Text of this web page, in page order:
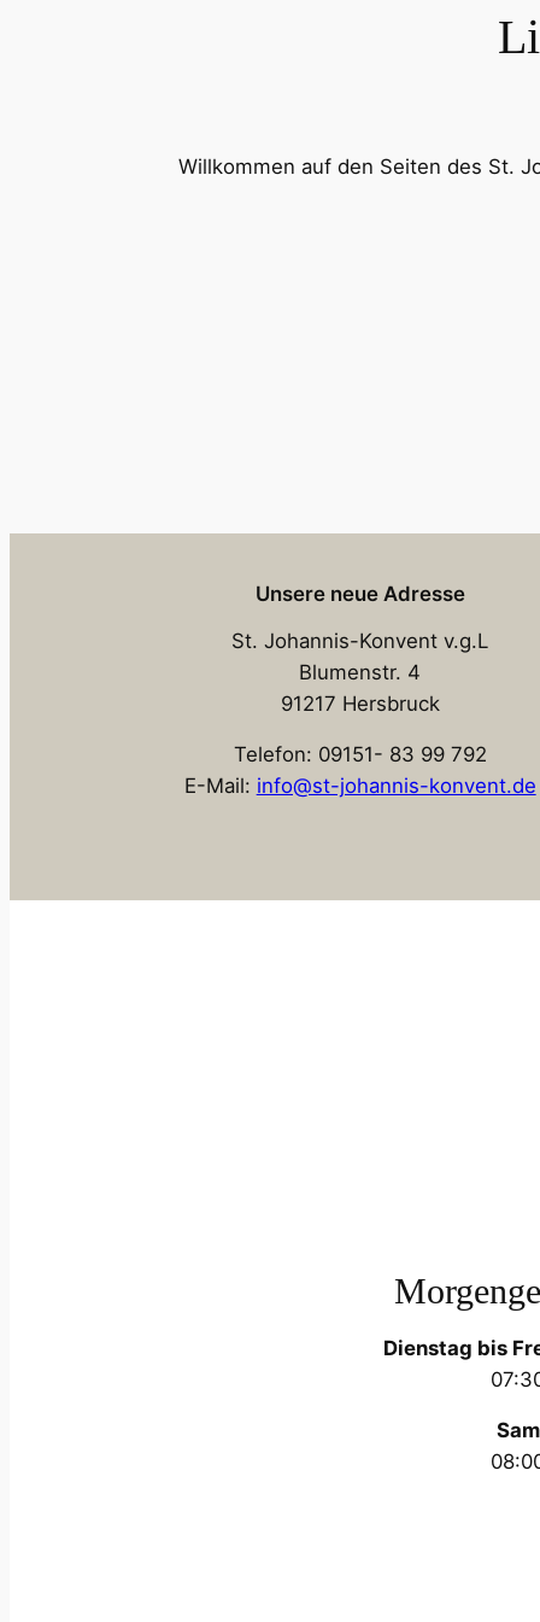
Willkommen auf den Seiten des St.
Unsere neue Adresse
St. Johannis-Konvent v.g.L
Blumenstr. 4
91217 Hersbruck
Telefon: 09151- 83 99 792
E-Mail: info@st-johannis-konvent.de
Dienstag bis